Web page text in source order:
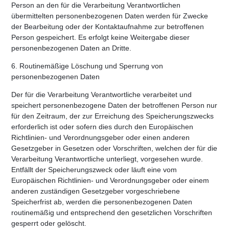
Person an den für die Verarbeitung Verantwortlichen
übermittelten personenbezogenen Daten werden für Zwecke
der Bearbeitung oder der Kontaktaufnahme zur betroffenen
Person gespeichert. Es erfolgt keine Weitergabe dieser
personenbezogenen Daten an Dritte.
6. Routinemäßige Löschung und Sperrung von
personenbezogenen Daten
Der für die Verarbeitung Verantwortliche verarbeitet und
speichert personenbezogene Daten der betroffenen Person nur
für den Zeitraum, der zur Erreichung des Speicherungszwecks
erforderlich ist oder sofern dies durch den Europäischen
Richtlinien- und Verordnungsgeber oder einen anderen
Gesetzgeber in Gesetzen oder Vorschriften, welchen der für die
Verarbeitung Verantwortliche unterliegt, vorgesehen wurde.
Entfällt der Speicherungszweck oder läuft eine vom
Europäischen Richtlinien- und Verordnungsgeber oder einem
anderen zuständigen Gesetzgeber vorgeschriebene
Speicherfrist ab, werden die personenbezogenen Daten
routinemäßig und entsprechend den gesetzlichen Vorschriften
gesperrt oder gelöscht.